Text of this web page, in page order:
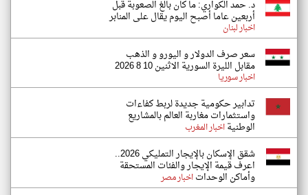
د. حمد الكواري: ما كان بالغ الصعوبة قبل
أربعين عاما أصبح اليوم يقال على المنابر
اخبار لبنان
سعر صرف الدولار و اليورو و الذهب
مقابل الليرة السورية الاثنين 10 8 2026
اخبار سوريا
تدابير حكومية جديدة لربط كفاءات
واستثمارات مغاربة العالم بالمشاريع
الوطنيةاخبار المغرب
شقق الإسكان بالإيجار التمليكي 2026..
اعرف قيمة الإيجار والفئات المستحقة
وأماكن الوحداتاخبار مصر